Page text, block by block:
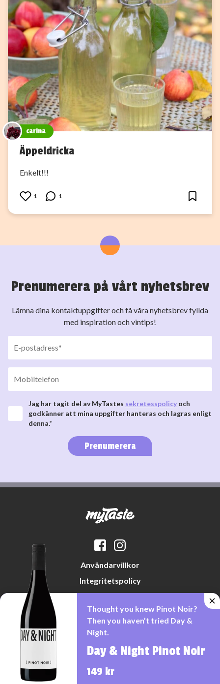
carina
Äppeldricka
Enkelt!!!
1 1
Prenumerera på vårt nyhetsbrev
Lämna dina kontaktuppgifter och få våra nyhetsbrev fyllda
med inspiration och vintips!
Jag har tagit del av MyTastes sekretesspolicy och
godkänner att mina uppgifter hanteras och lagras enligt
denna.*
Prenumerera
Användarvillkor
Integritetspolicy
Cookiepolicy
Denna webbplats drivs av Vinklubben i Norden AB
Thought you knew Pinot Noir?
Then you haven’t tried Day &
Night.
Day & Night Pinot Noir
149 kr